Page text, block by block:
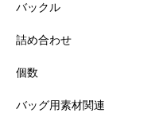
バックル
詰め合わせ
個数
バッグ用素材関連